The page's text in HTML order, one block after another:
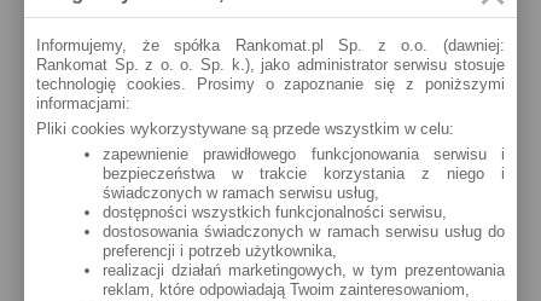
Lublin
Jutrzenki 24a (24h)
szczegóły »
Krakowskie Przedmieście 37 (24h)
szczegóły »
Zana 39 (24h)
Informujemy, że spółka Rankomat.pl Sp. z o.o. (dawniej:
Rankomat Sp. z o. o. Sp. k.), jako administrator serwisu stosuje
technologię cookies. Prosimy o zapoznanie się z poniższymi
informacjami:
Pliki cookies wykorzystywane są przede wszystkim w celu:
zapewnienie prawidłowego funkcjonowania serwisu i
bezpieczeństwa w trakcie korzystania z niego i
świadczonych w ramach serwisu usług,
dostępności wszystkich funkcjonalności serwisu,
dostosowania świadczonych w ramach serwisu usług do
preferencji i potrzeb użytkownika,
realizacji działań marketingowych, w tym prezentowania
reklam, które odpowiadają Twoim zainteresowaniom,